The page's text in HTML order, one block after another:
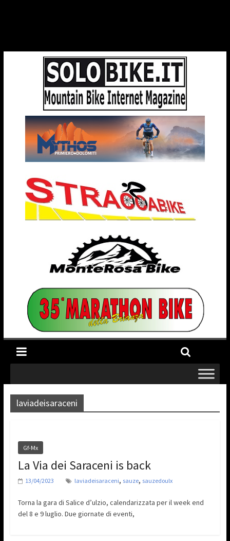
laviadeisaraceni
Gf-Mx
La Via dei Saraceni is back
13/04/2023 laviadeisaraceni, sauze, sauzedoulx
Torna la gara di Salice d’ulzio, calendarizzata per il week end
del 8 e 9 luglio. Due giornate di eventi,